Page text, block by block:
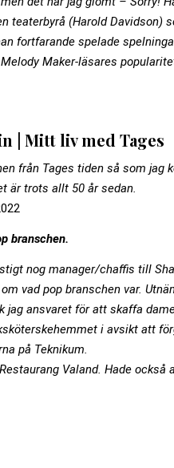
teaterbyrå (Harold Davidson)
fortfarande spelade
Maker-läsares
| Mitt liv med Tages
från Tages tiden så som jag
är trots allt 50 år sedan.
branschen.
nog manager/chaffis till
vad pop branschen var.
jag ansvaret för att skaffa
i avsikt att
på Teknikum.
Valand. Hade också